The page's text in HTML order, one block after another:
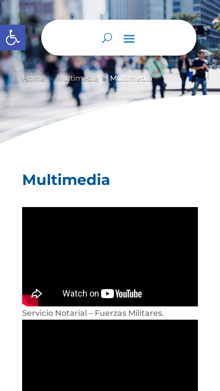
Abrir barra de herramientas
Home 9 Multimedia 9 Multimedia
Multimedia
Servicio Notarial – Fuerzas Militares.